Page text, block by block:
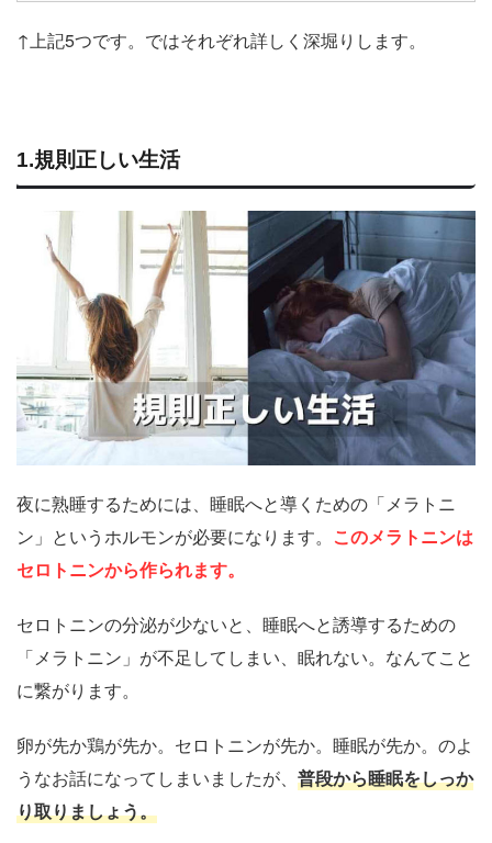
↑上記5つです。ではそれぞれ詳しく深堀りします。
1.規則正しい生活
夜に熟睡するためには、睡眠へと導くための「メラトニ
ン」というホルモンが必要になります。 このメラトニンは
セロトニンから作られます。
セロトニンの分泌が少ないと、睡眠へと誘導するための
「メラトニン」が不足してしまい、眠れない。なんてこと
に繋がります。
卵が先か鶏が先か。セロトニンが先か。睡眠が先か。のよ
うなお話になってしまいましたが、 普段から睡眠をしっか
り取りましょう。